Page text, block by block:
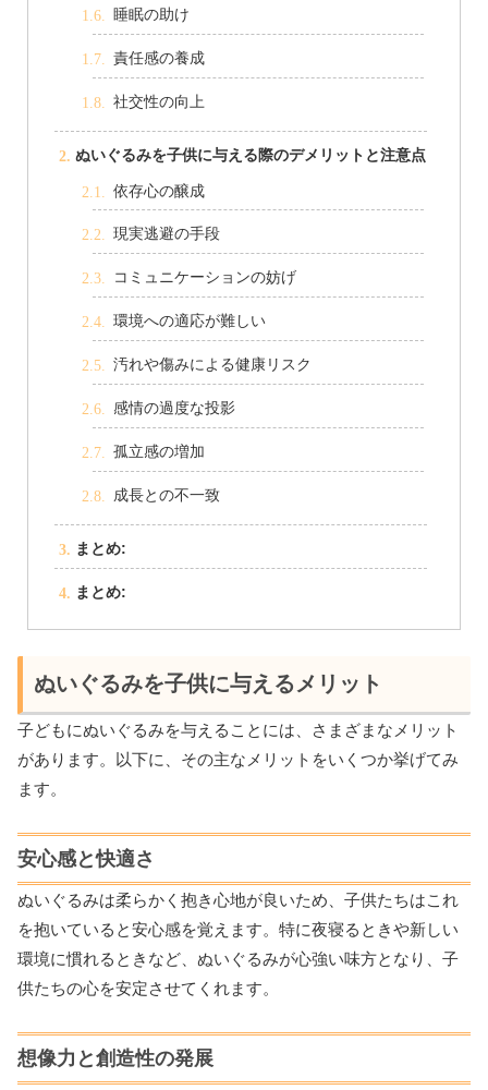
睡眠の助け
責任感の養成
社交性の向上
ぬいぐるみを子供に与える際のデメリットと注意点
依存心の醸成
現実逃避の手段
コミュニケーションの妨げ
環境への適応が難しい
汚れや傷みによる健康リスク
感情の過度な投影
孤立感の増加
成長との不一致
まとめ:
まとめ:
ぬいぐるみを子供に与えるメリット
子どもにぬいぐるみを与えることには、さまざまなメリット
があります。以下に、その主なメリットをいくつか挙げてみ
ます。
安心感と快適さ
ぬいぐるみは柔らかく抱き心地が良いため、子供たちはこれ
を抱いていると安心感を覚えます。特に夜寝るときや新しい
環境に慣れるときなど、ぬいぐるみが心強い味方となり、子
供たちの心を安定させてくれます。
想像力と創造性の発展